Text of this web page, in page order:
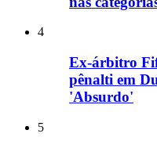
4
Ex-árbitro
pênalti em
'Absurdo'
5